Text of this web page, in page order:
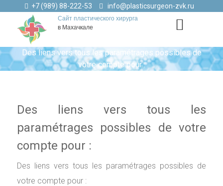
+7 (989) 88-222-53 info@plasticsurgeon-zvk.ru
Сайт пластического хирурга
в Махачкале
Des liens vers tous les paramétrages possibles de
votre compte pour :
Des liens vers tous les
paramétrages possibles de votre
compte pour :
Des liens vers tous les paramétrages possibles de
votre compte pour :